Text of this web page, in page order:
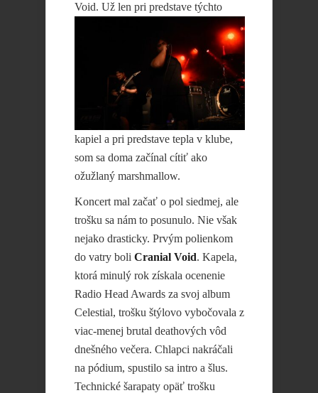
Void. Už len pri predstave týchto
kapiel a pri predstave tepla v klube,
som sa doma začínal cítiť ako
ožužlaný marshmallow.
Koncert mal začať o pol siedmej, ale
trošku sa nám to posunulo. Nie však
nejako drasticky. Prvým polienkom
do vatry boli Cranial Void. Kapela,
ktorá minulý rok získala ocenenie
Radio Head Awards za svoj album
Celestial, trošku štýlovo vybočovala z
viac-menej brutal deathových vôd
dnešného večera. Chlapci nakráčali
na pódium, spustilo sa intro a šlus.
Technické šarapaty opäť trošku